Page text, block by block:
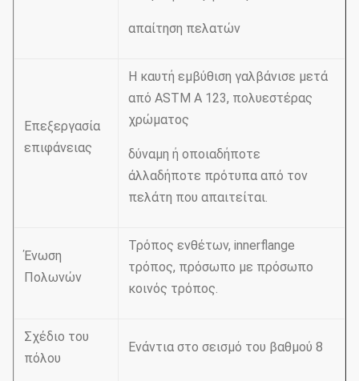
απαίτηση πελατών
Επεξεργασία
επιφάνειας
Η καυτή εμβύθιση γαλβάνισε μετά
από ASTM Α 123, πολυεστέρας
χρώματος
δύναμη ή οποιαδήποτε
άλλαδήποτε πρότυπα από τον
πελάτη που απαιτείται.
Ένωση
Πολωνών
Τρόπος ενθέτων, innerflange
τρόπος, πρόσωπο με πρόσωπο
κοινός τρόπος.
Σχέδιο του
πόλου
Ενάντια στο σεισμό του βαθμού 8